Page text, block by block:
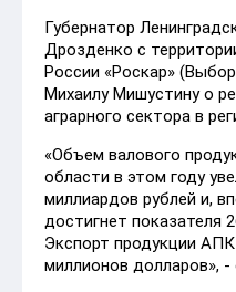
Губернатор
Дрозденко с
России «Роскар»
Михаилу Мишустину о
аграрного сектора в
«Объем валового
области в этом году
миллиардов рублей и,
достигнет показателя
Экспорт продукции
миллионов долларов», -